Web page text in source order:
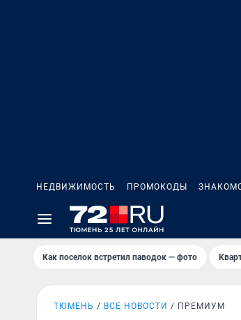
НЕДВИЖИМОСТЬ ПРОМОКОДЫ
Как поселок встретил паводок — фото
ТЮМЕНЬ ВСЕ НОВОСТИ ПРЕМИУМ